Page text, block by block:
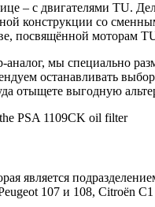
– с двигателями TU.
конструкции со
посвящённой моторам
мы специально
останавливать
отыщете выгодную
является
107 и 108, Citroёn